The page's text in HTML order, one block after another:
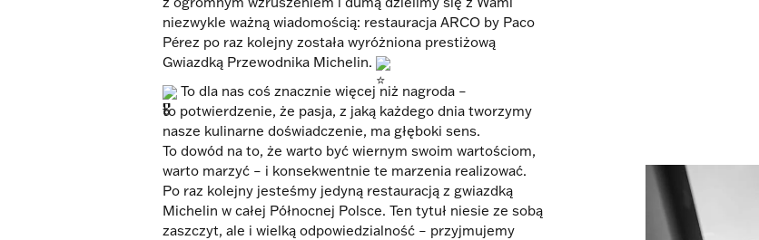
niezwykle ważną wiadomością: restauracja ARCO by Paco
Pérez po raz kolejny została wyróżniona prestiżową
Gwiazdką Przewodnika Michelin.
To dla nas coś znacznie więcej niż nagroda –
to potwierdzenie, że pasja, z jaką każdego dnia tworzymy
nasze kulinarne doświadczenie, ma głęboki sens.
To dowód na to, że warto być wiernym swoim wartościom,
warto marzyć – i konsekwentnie te marzenia realizować.
Po raz kolejny jesteśmy jedyną restauracją z gwiazdką
Michelin w całej Północnej Polsce. Ten tytuł niesie ze sobą
zaszczyt, ale i wielką odpowiedzialność – przyjmujemy